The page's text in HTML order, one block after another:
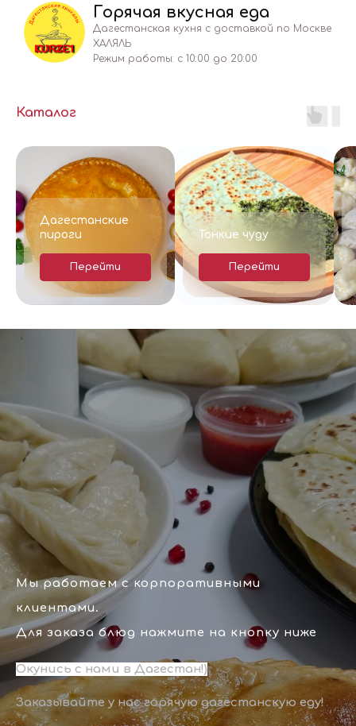
Горячая вкусная еда
Дагестанская кухня с доставкой по Москве
ХАЛЯЛЬ
Режим работы: с 10:00 до 20:00
Позвонить
Каталог
Дагестанские
пироги
Перейти
Тонкие чуду
Перейти
Мы работаем с корпоративными
клиентами.
Для заказа блюд нажмите на кнопку ниже
Окунись с нами в Дагестан!)
Заказывайте у нас горячую дагестанскую еду!